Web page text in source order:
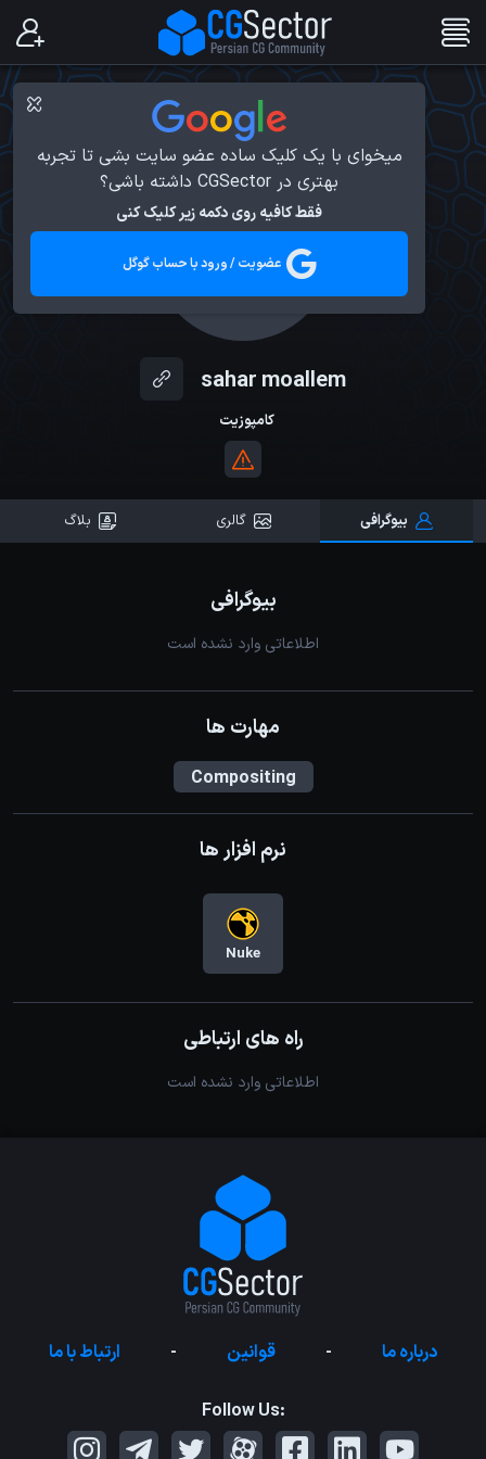
میخوای با یک کلیک ساده عضو سایت بشی تا تجربه
بهتری در CGSector داشته باشی؟
فقط کافیه روی دکمه زیر کلیک کنی
عضویت / ورود با حساب گوگل
sahar moallem
کامپوزیت
بیوگرافی گالری بلاگ
بیوگرافی
اطلاعاتی وارد نشده است
مهارت ها
Compositing
نرم افزار ها
Nuke
راه های ارتباطی
اطلاعاتی وارد نشده است
درباره ما - قوانین - ارتباط با ما
Follow Us: